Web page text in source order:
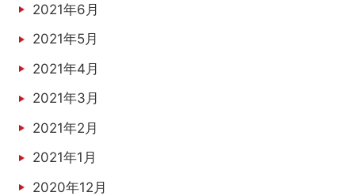
2021年6月
2021年5月
2021年4月
2021年3月
2021年2月
2021年1月
2020年12月